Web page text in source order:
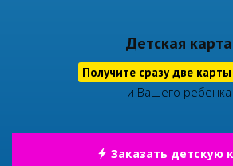
Детская карта
Получите сразу две карты
и Вашего ребенка
Заказать детскую